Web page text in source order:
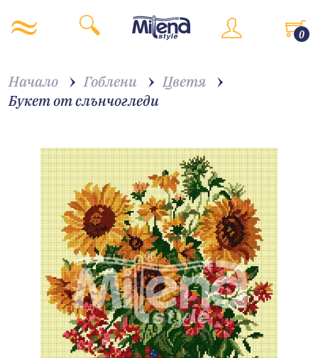
0
Начало Гоблени
Цветя
Букет от слънчогледи